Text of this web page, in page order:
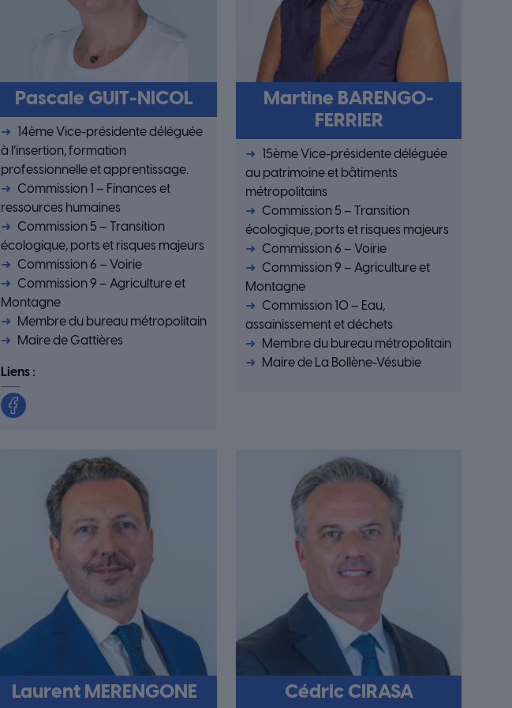
Pascale GUIT-NICOL
14ème Vice-présidente déléguée
à l’insertion, formation
professionnelle et apprentissage.
Commission 1 – Finances et
ressources humaines
Commission 5 – Transition
écologique, ports et risques majeurs
Commission 6 – Voirie
Commission 9 – Agriculture et
Montagne
Membre du bureau métropolitain
Maire de Gattières
Liens :
Martine BARENGO-
FERRIER
15ème Vice-présidente déléguée
au patrimoine et bâtiments
métropolitains
Commission 5 – Transition
écologique, ports et risques majeurs
Commission 6 – Voirie
Commission 9 – Agriculture et
Montagne
Commission 10 – Eau,
assainissement et déchets
Membre du bureau métropolitain
Maire de La Bollène-Vésubie
Laurent MERENGONE Cédric CIRASA